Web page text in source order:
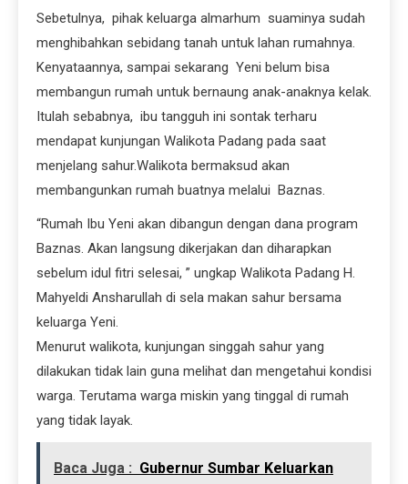
Sebetulnya, pihak keluarga almarhum suaminya sudah
menghibahkan sebidang tanah untuk lahan rumahnya.
Kenyataannya, sampai sekarang Yeni belum bisa
membangun rumah untuk bernaung anak-anaknya kelak.
Itulah sebabnya, ibu tangguh ini sontak terharu
mendapat kunjungan Walikota Padang pada saat
menjelang sahur.Walikota bermaksud akan
membangunkan rumah buatnya melalui Baznas.
“Rumah Ibu Yeni akan dibangun dengan dana program
Baznas. Akan langsung dikerjakan dan diharapkan
sebelum idul fitri selesai, ” ungkap Walikota Padang H.
Mahyeldi Ansharullah di sela makan sahur bersama
keluarga Yeni.
Menurut walikota, kunjungan singgah sahur yang
dilakukan tidak lain guna melihat dan mengetahui kondisi
warga. Terutama warga miskin yang tinggal di rumah
yang tidak layak.
Baca Juga : Gubernur Sumbar Keluarkan